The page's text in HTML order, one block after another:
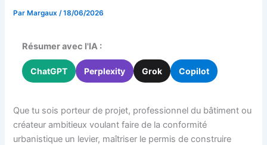
ParMargaux /18/06/2026
Résumer avec l'IA :
ChatGPT Perplexity Grok Copilot
Que tu sois porteur de projet, professionnel du bâtiment ou
créateur ambitieux voulant faire de la conformité
urbanistique un levier, maîtriser le permis de construire